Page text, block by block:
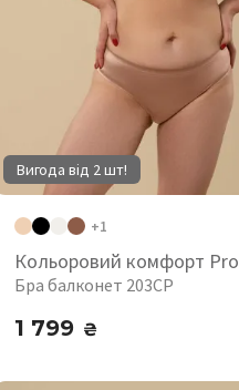
Вигода від 2 шт!
+1
Кольоровий комфорт Pro
Бра балконет 203CP
1 799 ₴